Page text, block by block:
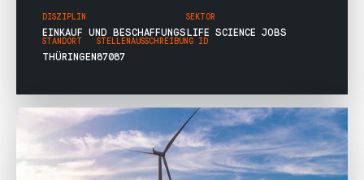
DISZIPLIN
EINKAUF UND BESCHAFFUNGS
SEKTOR
LIFE SCIENCE JOBS
STANDORT
THÜRINGEN
STELLENAUSSCHREIBUNG ID
87087